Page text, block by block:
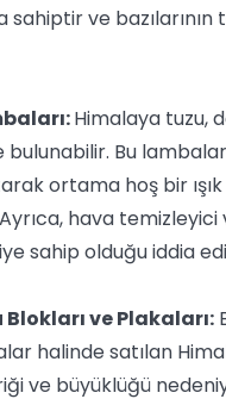
sahiptir ve
Himalaya tuzu,
Bu
ortama hoş bir
hava temizleyici
sahip olduğu iddia
ve Plakaları:
halinde satılan
ve büyüklüğü